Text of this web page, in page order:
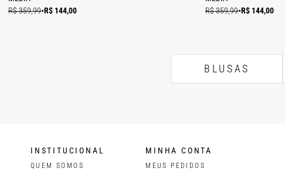
R$ 359,99•R$ 144,00
R$ 359,99•R$ 144,00
BLUSAS
INSTITUCIONAL
QUEM SOMOS
MINHA CONTA
MEUS PEDIDOS